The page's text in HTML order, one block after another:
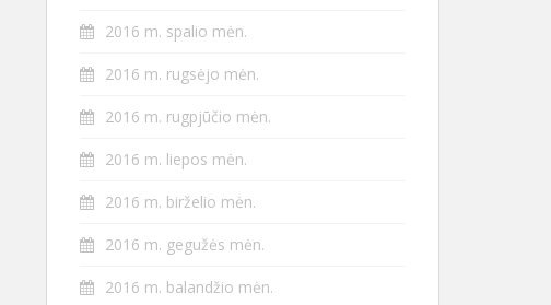
2016 m. spalio mėn.
2016 m. rugsėjo mėn.
2016 m. rugpjūčio mėn.
2016 m. liepos mėn.
2016 m. birželio mėn.
2016 m. gegužės mėn.
2016 m. balandžio mėn.